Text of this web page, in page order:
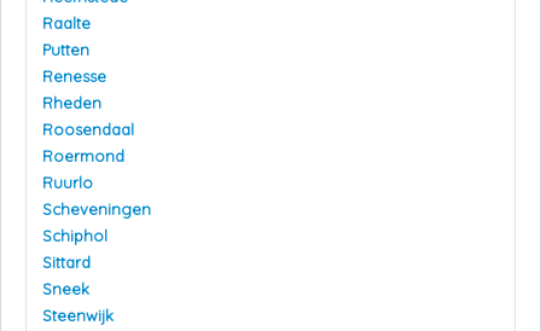
Raalte
Putten
Renesse
Rheden
Roosendaal
Roermond
Ruurlo
Scheveningen
Schiphol
Sittard
Sneek
Steenwijk